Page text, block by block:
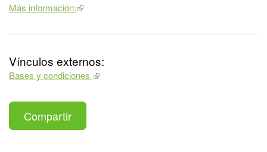
Más información:
Vínculos externos:
Bases y condiciones
Compartir